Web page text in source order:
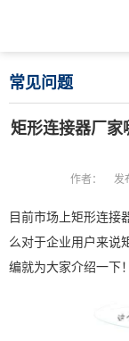
常见问题
矩形连接器厂
作者： 发
目前市场上矩形连接
么对于企业用户来说
编就为大家介绍一下！